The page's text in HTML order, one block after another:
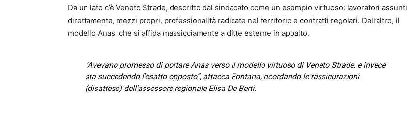
Da un lato c’è Veneto Strade, descritto dal sindacato come un esempio virtuoso: lavoratori assunti
direttamente, mezzi propri, professionalità radicate nel territorio e contratti regolari. Dall’altro, il
modello Anas, che si affida massicciamente a ditte esterne in appalto.
“Avevano promesso di portare Anas verso il modello virtuoso di Veneto Strade, e invece
sta succedendo l’esatto opposto”, attacca Fontana, ricordando le rassicurazioni
(disattese) dell’assessore regionale Elisa De Berti.